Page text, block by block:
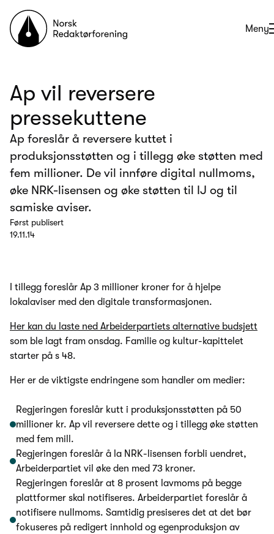
Til forsiden
Åpne
Meny
Ap vil reversere
pressekuttene
Ap foreslår å reversere kuttet i
produksjonsstøtten og i tillegg øke støtten med
fem millioner. De vil innføre digital nullmoms,
øke NRK-lisensen og øke støtten til IJ og til
samiske aviser.
Først publisert
19.11.14
I tillegg foreslår Ap 3 millioner kroner for å hjelpe
lokalaviser med den digitale transformasjonen.
Her kan du laste ned Arbeiderpartiets alternative budsjett
som ble lagt fram onsdag. Familie og kultur-kapittelet
starter på s 48.
Her er de viktigste endringene som handler om medier:
Regjeringen foreslår kutt i produksjonsstøtten på 50
millioner kr. Ap vil reversere dette og i tillegg øke støtten
med fem mill.
Regjeringen foreslår å la NRK-lisensen forbli uendret,
Arbeiderpartiet vil øke den med 73 kroner.
Regjeringen foreslår at 8 prosent lavmoms på begge
plattformer skal notifiseres. Arbeiderpartiet foreslår å
notifisere nullmoms. Samtidig presiseres det at det bør
fokuseres på redigert innhold og egenproduksjon av